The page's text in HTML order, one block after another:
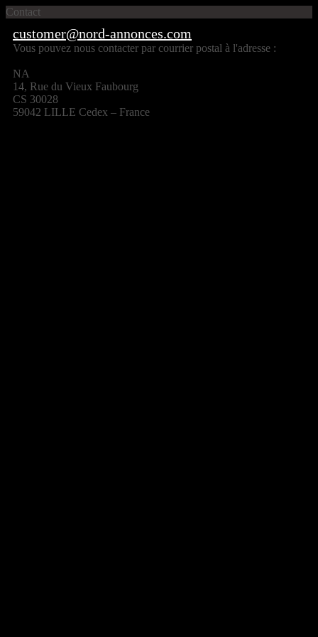
Contact
customer@nord-annonces.com
Vous pouvez nous contacter par courrier postal à l'adresse :
NA
14, Rue du Vieux Faubourg
CS 30028
59042 LILLE Cedex – France